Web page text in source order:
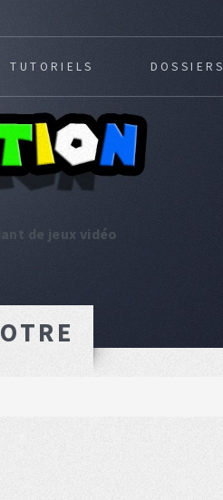
de jeux vidéo
TUTORIELS DOSSIERS